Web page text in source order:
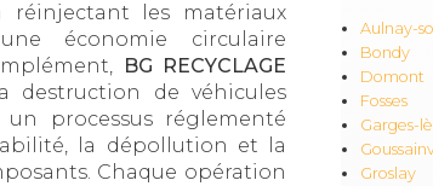
réinjectant les matériaux
économie circulaire
BG RECYCLAGE
destruction de véhicules
un processus réglementé
la dépollution et la
Chaque opération
Aulnay-
Bondy
Domont
Fosses
Garges-
Groslay